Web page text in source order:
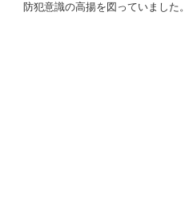
防犯意識の高揚を図っていました。